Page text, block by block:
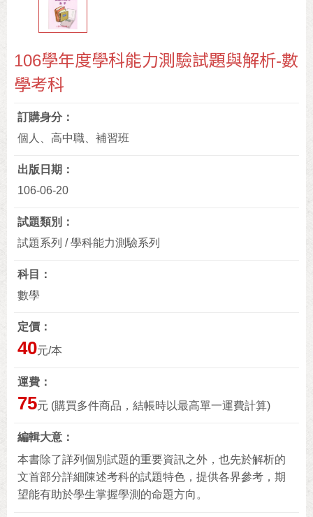
106學年度學科能力測驗試題與解析-數
學考科
訂購身分
個人、高中職、補習班
出版日期
106-06-20
試題類別
試題系列 / 學科能力測驗系列
科目
數學
定價
40元/本
運費
75元 (購買多件商品，結帳時以最高單一運費計算)
編輯大意
本書除了詳列個別試題的重要資訊之外，也先於解析的
文首部分詳細陳述考科的試題特色，提供各界參考，期
望能有助於學生掌握學測的命題方向。